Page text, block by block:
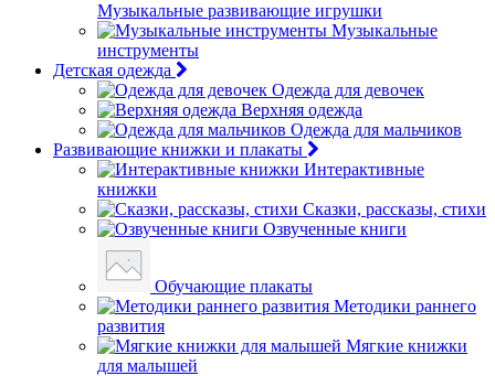
Музыкальные развивающие игрушки
Музыкальные
инструменты
Детская одежда
Одежда для девочек
Верхняя одежда
Одежда для мальчиков
Развивающие книжки и плакаты
Интерактивные
книжки
Сказки, рассказы, стихи
Озвученные книги
Обучающие плакаты
Методики раннего
развития
Мягкие книжки
для малышей